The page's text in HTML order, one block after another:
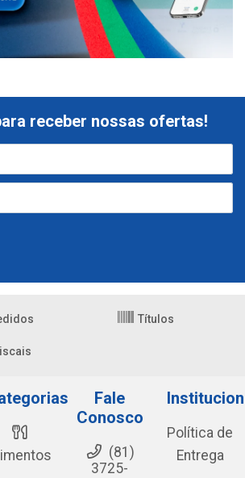
receber nossas ofertas!
Títulos
Fale
Conosco
(81)
3725-
Política de
Entrega